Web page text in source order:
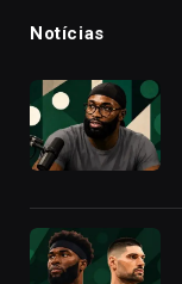
Notícias